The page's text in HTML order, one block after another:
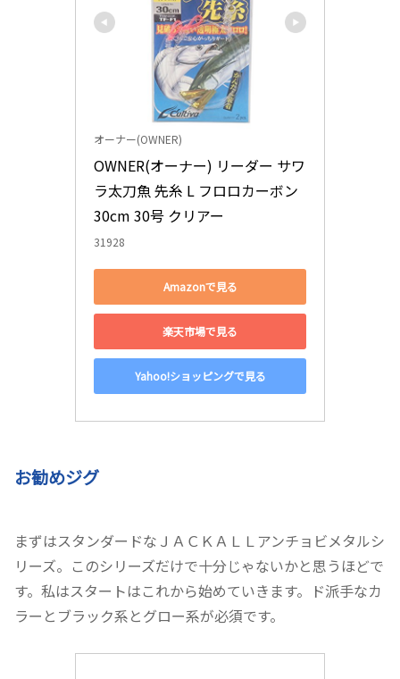
オーナー(OWNER)
OWNER(オーナー) リーダー サワ
ラ太刀魚 先糸 L フロロカーボン
30cm 30号 クリアー
31928
Amazonで見る
楽天市場で見る
Yahoo!ショッピングで見る
お勧めジグ
まずはスタンダードなＪＡＣＫＡＬＬアンチョビメタルシ
リーズ。このシリーズだけで十分じゃないかと思うほどで
す。私はスタートはこれから始めていきます。ド派手なカ
ラーとブラック系とグロー系が必須です。